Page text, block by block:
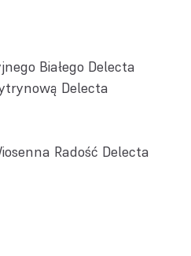
Białego Delecta
Delecta
Radość Delecta